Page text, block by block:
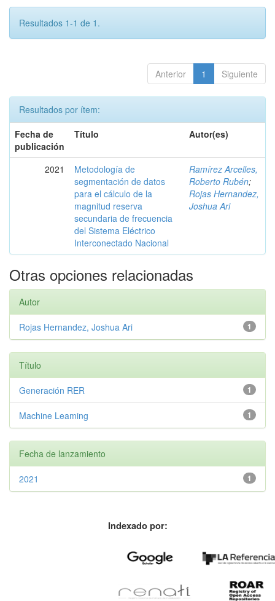
Resultados 1-1 de 1.
Anterior 1 Siguiente
Resultados por ítem:
Fecha de
publicación
Título Autor(es)
2021
Metodología de
segmentación de datos
para el cálculo de la
magnitud reserva
secundaria de frecuencia
del Sistema Eléctrico
Interconectado Nacional
Ramírez Arcelles,
Roberto Rubén;
Rojas Hernandez,
Joshua Ari
Otras opciones relacionadas
Autor
1
Rojas Hernandez, Joshua Ari
Título
1
Generación RER
1
Machine Leaming
Fecha de lanzamiento
1
2021
Indexado por: